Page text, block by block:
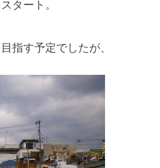
タート。
指す予定でしたが、